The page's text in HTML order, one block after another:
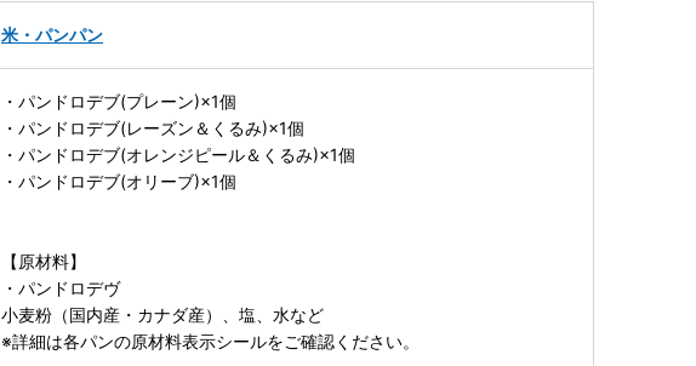
米・パンパン
・パンドロデブ(プレーン)×1個
・パンドロデブ(レーズン＆くるみ)×1個
・パンドロデブ(オレンジピール＆くるみ)×1個
・パンドロデブ(オリーブ)×1個
【原材料】
・パンドロデヴ
小麦粉（国内産・カナダ産）、塩、水など
※詳細は各パンの原材料表示シールをご確認ください。